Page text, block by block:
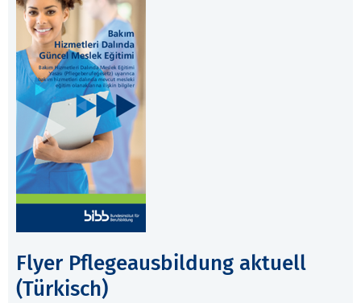
Flyer Pflegeausbildung aktuell
(Türkisch)